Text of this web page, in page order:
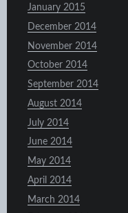
January 2015
December 2014
November 2014
October 2014
September 2014
August 2014
July 2014
June 2014
May 2014
April 2014
March 2014